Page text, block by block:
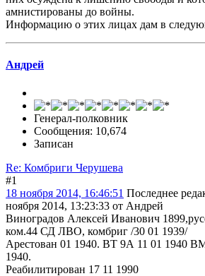
амнистированы до войны.
Информацию о этих лицах дам в
Андрей
Генерал-полковник
Сообщения: 10,674
Записан
Re: Комбриги Черушева
#1
18 ноября 2014, 16:46:51 Последнее
ноября 2014, 13:23:33 от Андрей
Виноградов Алексей Иванович
ком.44 СД ЛВО, комбриг /30 01 1939/
Арестован 01 1940. ВТ 9А 11 01 1940
1940.
Реабилитирован 17 11 1990